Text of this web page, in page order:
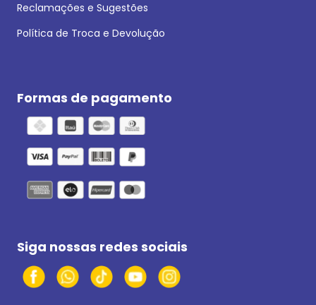
Reclamações e Sugestões
Política de Troca e Devolução
Formas de pagamento
Siga nossas redes sociais